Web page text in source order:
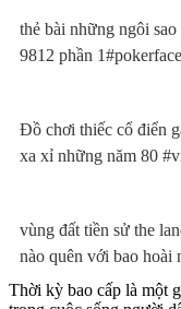
thẻ bài những ngôi
9812 phần 1#pokerface
Đồ chơi thiếc cổ điển
xa xỉ những năm 80
vùng đất tiền sử the
nào quên với bao hoài
Thời kỳ bao cấp là một